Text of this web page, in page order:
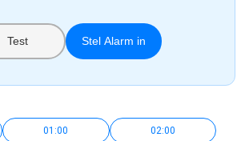
Test Stel Alarm in
01:00 02:00